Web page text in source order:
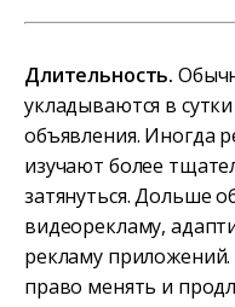
Длительность.
укладываются в
объявления. Иногда
изучают более
затянуться. Дольше
видеорекламу,
рекламу приложений.
право менять и